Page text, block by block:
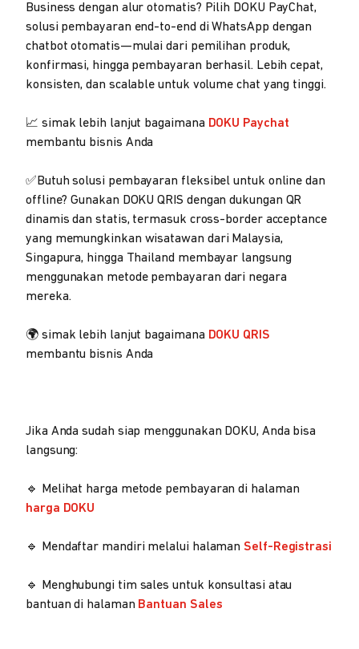
Business dengan alur otomatis? Pilih DOKU PayChat,
solusi pembayaran end-to-end di WhatsApp dengan
chatbot otomatis—mulai dari pemilihan produk,
konfirmasi, hingga pembayaran berhasil. Lebih cepat,
konsisten, dan scalable untuk volume chat yang tinggi.
📈 simak lebih lanjut bagaimana DOKU Paychat
membantu bisnis Anda
✅Butuh solusi pembayaran fleksibel untuk online dan
offline? Gunakan DOKU QRIS dengan dukungan QR
dinamis dan statis, termasuk cross-border acceptance
yang memungkinkan wisatawan dari Malaysia,
Singapura, hingga Thailand membayar langsung
menggunakan metode pembayaran dari negara
mereka.
🌍 simak lebih lanjut bagaimana DOKU QRIS
membantu bisnis Anda
Jika Anda sudah siap menggunakan DOKU, Anda bisa
langsung:
🔹 Melihat harga metode pembayaran di halaman
harga DOKU
🔹 Mendaftar mandiri melalui halaman Self-Registrasi
🔹 Menghubungi tim sales untuk konsultasi atau
bantuan di halaman Bantuan Sales